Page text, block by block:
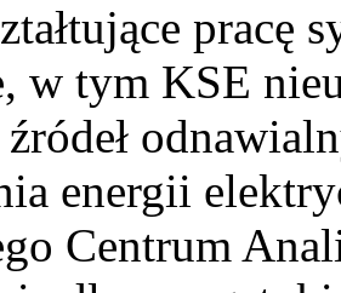
pracę
w tym KSE
energii
Centrum